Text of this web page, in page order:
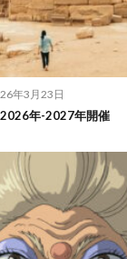
年3月23日
年-2027年開催